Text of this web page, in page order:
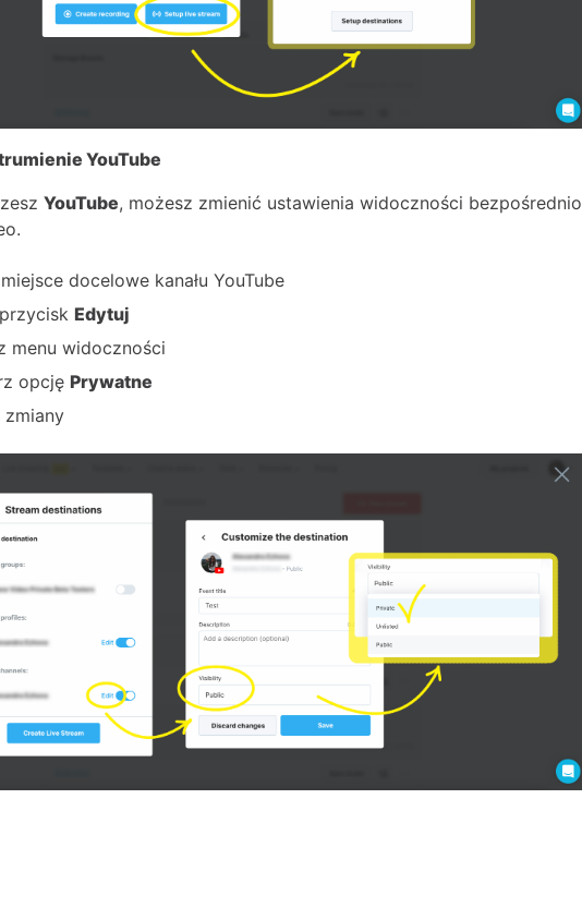
YouTube
YouTube, możesz zmienić ustawienia widoczności bezpośrednio
docelowe kanału YouTube
Edytuj
menu widoczności
opcję Prywatne
zmiany